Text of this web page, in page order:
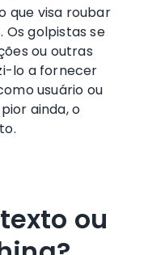
que visa roubar
Os golpistas se
ou outras
lo a fornecer
usuário ou
ainda, o
ou